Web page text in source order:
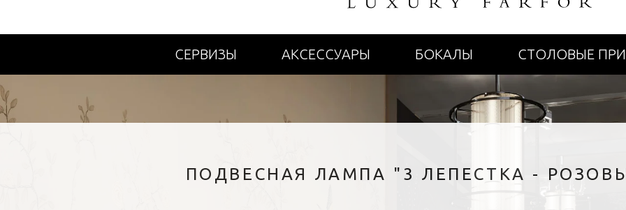
СЕРВИЗЫ АКСЕССУАРЫ БОКАЛЫ СТОЛОВЫЕ
ПОДВЕСНАЯ ЛАМПА "3 ЛЕПЕСТКА -